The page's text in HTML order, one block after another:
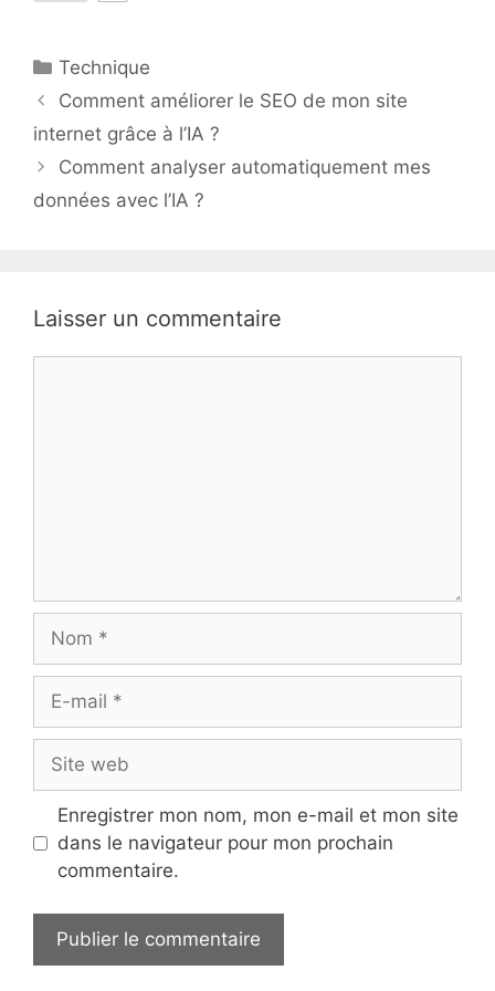
Catégories
Technique
Comment améliorer le SEO de mon site
internet grâce à l’IA ?
Comment analyser automatiquement mes
données avec l’IA ?
Laisser un commentaire
Nom
Site
web
Enregistrer mon nom, mon e-mail et mon site
dans le navigateur pour mon prochain
commentaire.